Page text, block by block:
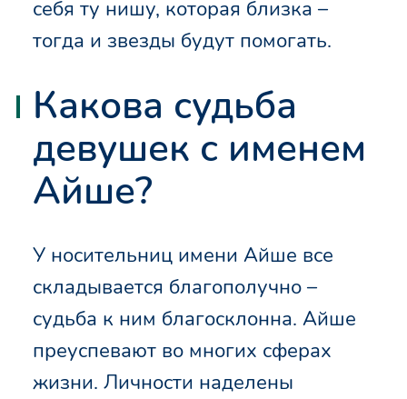
себя ту нишу, которая близка –
тогда и звезды будут помогать.
Какова судьба
девушек с именем
Айше?
У носительниц имени Айше все
складывается благополучно –
судьба к ним благосклонна. Айше
преуспевают во многих сферах
жизни. Личности наделены